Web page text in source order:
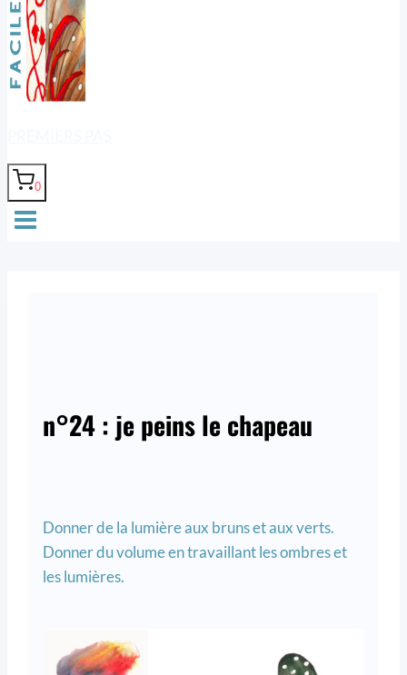
0
n°24 : je peins le chapeau
Donner de la lumière aux bruns et aux verts.
Donner du volume en travaillant les ombres et
les lumières.